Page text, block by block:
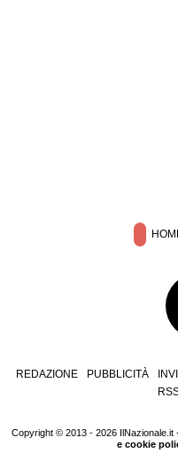
REDAZIONE PUBBLICITÀ
Copyright © 2013 - 2026 IlNazionale.it
e cookie